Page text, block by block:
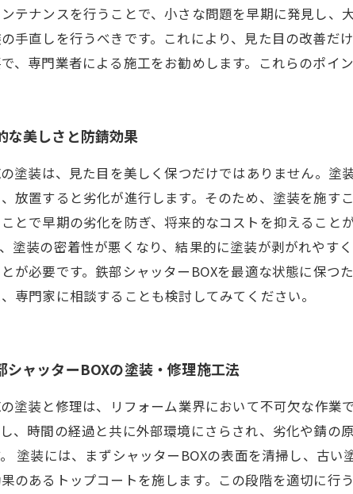
テナンスを行うことで、小さな問題を早期に発見し
手直しを行うべきです。これにより、見た目の改善
、専門業者による施工をお勧めします。これらのポイ
な美しさと防錆効果
塗装は、見た目を美しく保つだけではありません。
放置すると劣化が進行します。そのため、塗装を施
とで早期の劣化を防ぎ、将来的なコストを抑えるこ
塗装の密着性が悪くなり、結果的に塗装が剥がれや
が必要です。鉄部シャッターBOXを最適な状態に保
専門家に相談することも検討してみてください。
シャッターBOXの塗装・修理施工法
塗装と修理は、リフォーム業界において不可欠な作
、時間の経過と共に外部環境にさらされ、劣化や錆
塗装には、まずシャッターBOXの表面を清掃し、古
のあるトップコートを施します。この段階を適切に